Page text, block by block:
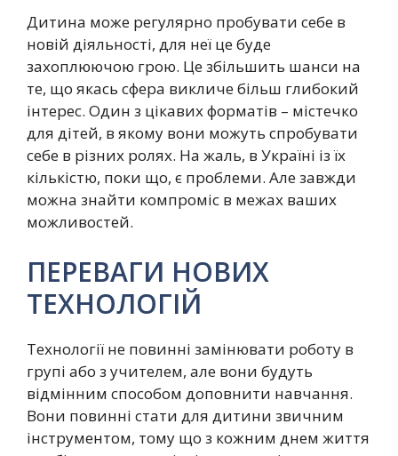
Дитина може регулярно пробувати себе в
новій діяльності, для неї це буде
захоплюючою грою. Це збільшить шанси на
те, що якась сфера викличе більш глибокий
інтерес. Один з цікавих форматів – містечко
для дітей, в якому вони можуть спробувати
себе в різних ролях. На жаль, в Україні із їх
кількістю, поки що, є проблеми. Але завжди
можна знайти компроміс в межах ваших
можливостей.
ПЕРЕВАГИ НОВИХ
ТЕХНОЛОГІЙ
Технології не повинні замінювати роботу в
групі або з учителем, але вони будуть
відмінним способом доповнити навчання.
Вони повинні стати для дитини звичним
інструментом, тому що з кожним днем життя